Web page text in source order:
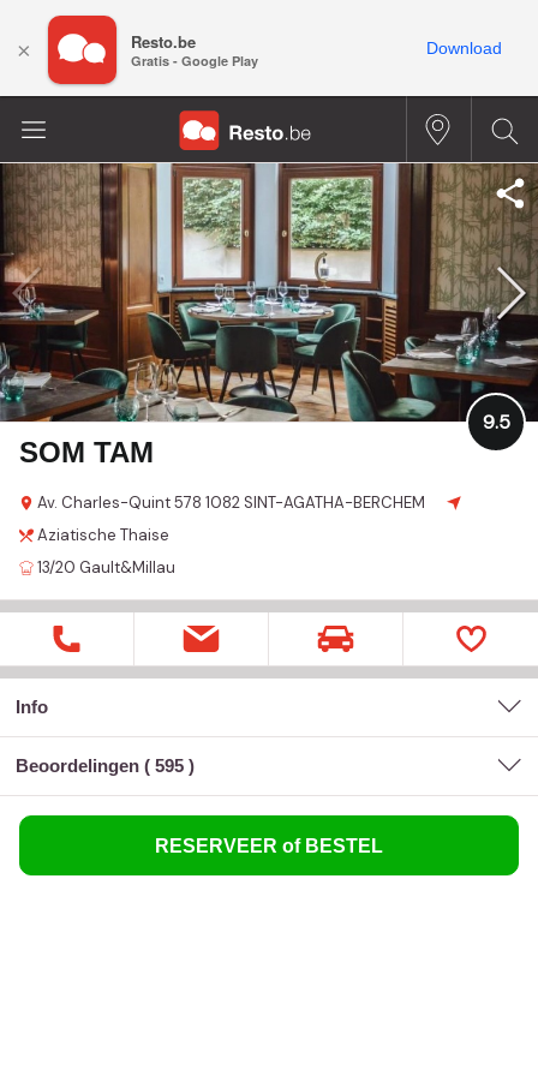
SOM TAM
Av. Charles-Quint 578 1082 SINT-AGATHA-BERCHEM
9.5
Aziatische Thaise
13/20 Gault&Millau
Info
Beoordelingen ( 595 )
RESERVEER of BESTEL
× Resto.be
Gratis - Google Play
Download